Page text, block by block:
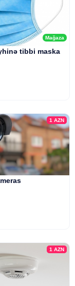
Mağaza
tibbi maska
1 AZN
1 AZN